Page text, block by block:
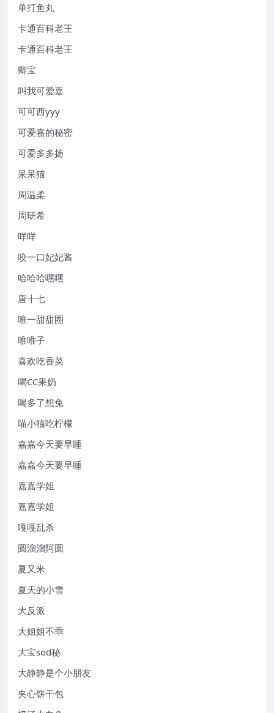
单打鱼丸
卡通百科老王
卡通百科老王
卿宝
叫我可爱嘉
可可西yyy
可爱嘉的秘密
可爱多多扬
呆呆猫
周温柔
周研希
咩咩
咬一口妃妃酱
哈哈哈嘿嘿
唐十七
唯一甜甜圈
唯唯子
喜欢吃香菜
喝CC果奶
喝多了想兔
喵小猫吃柠檬
嘉嘉今天要早睡
嘉嘉今天要早睡
嘉嘉学姐
嘉嘉学姐
嘎嘎乱杀
圆溜溜阿圆
夏又米
夏天的小雪
大反派
大姐姐不乖
大宝sod秘
大静静是个小朋友
夹心饼干包